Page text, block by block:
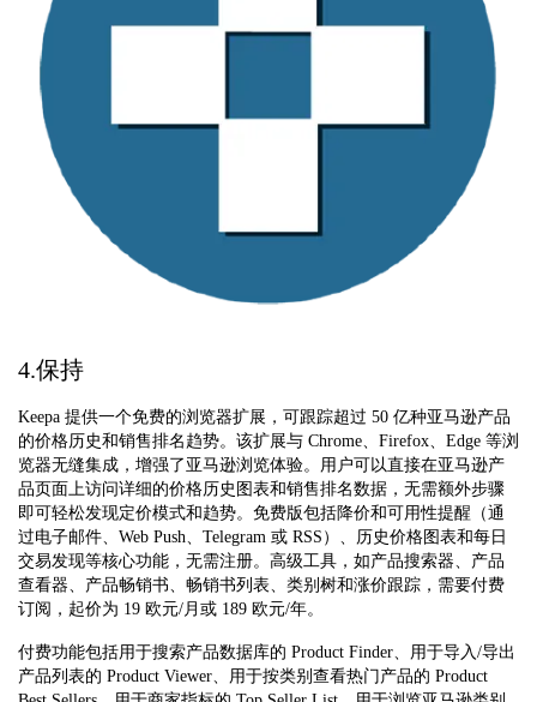
4.保持
Keepa 提供一个免费的浏览器扩展，可跟踪超过 50 亿种亚马逊产品
的价格历史和销售排名趋势。该扩展与 Chrome、Firefox、Edge 等浏
览器无缝集成，增强了亚马逊浏览体验。用户可以直接在亚马逊产
品页面上访问详细的价格历史图表和销售排名数据，无需额外步骤
即可轻松发现定价模式和趋势。免费版包括降价和可用性提醒（通
过电子邮件、Web Push、Telegram 或 RSS）、历史价格图表和每日
交易发现等核心功能，无需注册。高级工具，如产品搜索器、产品
查看器、产品畅销书、畅销书列表、类别树和涨价跟踪，需要付费
订阅，起价为 19 欧元/月或 189 欧元/年。
付费功能包括用于搜索产品数据库的 Product Finder、用于导入/导出
产品列表的 Product Viewer、用于按类别查看热门产品的 Product